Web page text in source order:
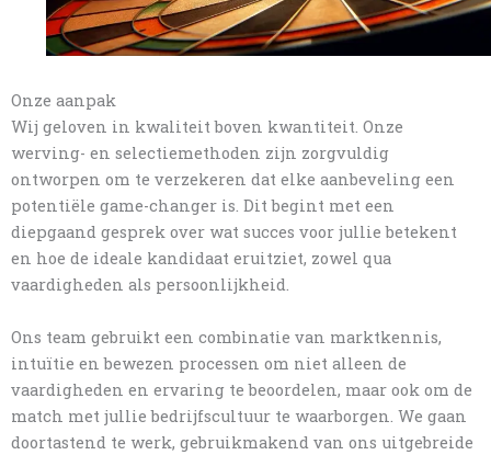
Onze aanpak
Wij geloven in kwaliteit boven kwantiteit. Onze
werving- en selectiemethoden zijn zorgvuldig
ontworpen om te verzekeren dat elke aanbeveling een
potentiële game-changer is. Dit begint met een
diepgaand gesprek over wat succes voor jullie betekent
en hoe de ideale kandidaat eruitziet, zowel qua
vaardigheden als persoonlijkheid.
Ons team gebruikt een combinatie van marktkennis,
intuïtie en bewezen processen om niet alleen de
vaardigheden en ervaring te beoordelen, maar ook om de
match met jullie bedrijfscultuur te waarborgen. We gaan
doortastend te werk, gebruikmakend van ons uitgebreide